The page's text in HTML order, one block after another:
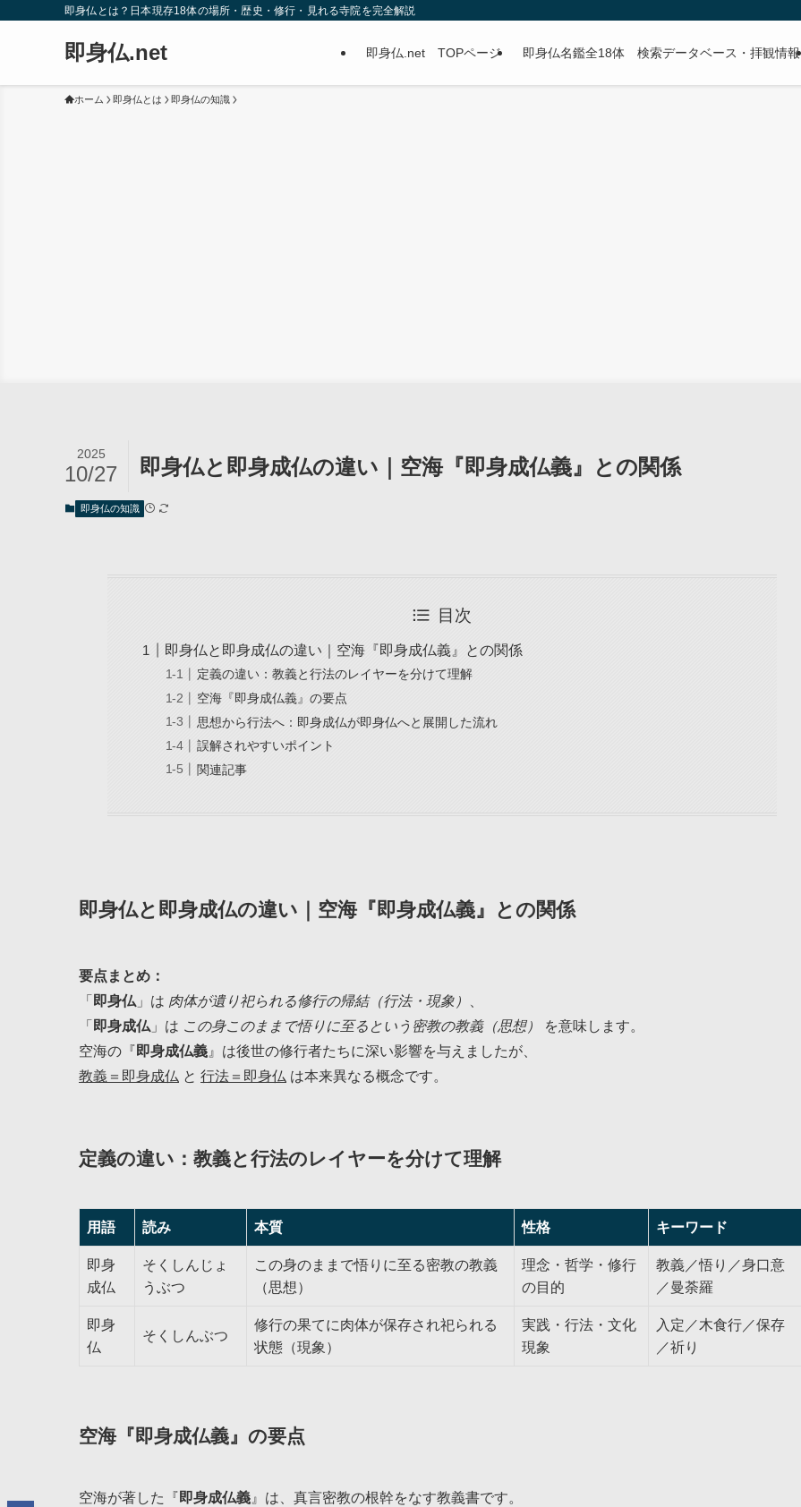
即身仏とは？日本現存18体の場所・歴史・修行・見れる寺院を完全解説
即身仏.net 即身仏.net TOPページ 即身仏名鑑全18体 検索データベース・拝観情報
ホーム 即身仏とは 即身仏の知識
即身仏と即身成仏の違い｜空海『即身成仏義』との関係
2025
10/27
即身仏の知識
目次
即身仏と即身成仏の違い｜空海『即身成仏義』との関係
定義の違い：教義と行法のレイヤーを分けて理解
空海『即身成仏義』の要点
思想から行法へ：即身成仏が即身仏へと展開した流れ
誤解されやすいポイント
関連記事
即身仏と即身成仏の違い｜空海『即身成仏義』との関係
要点まとめ：
「 即身仏 」は 肉体が遺り祀られる修行の帰結（行法・現象）
「 即身成仏 」は この身このままで悟りに至るという密教の教義（思想）
を意味します。
空海の『 即身成仏義 』は後世の修行者たちに深い影響を与えましたが、
教義＝即身成仏 と 行法＝即身仏 は本来異なる概念です。
定義の違い：教義と行法のレイヤーを分けて理解
用語 読み 本質 性格 キーワード
即身
成仏
そくしんじょ
うぶつ
この身のままで悟りに至る密教の教義
（思想）
理念・哲学・修行
の目的
教義／悟り／身口意
／曼荼羅
即身
仏
そくしんぶつ
修行の果てに肉体が保存され祀られる
状態（現象）
実践・行法・文化
現象
入定／木食行／保存
／祈り
空海『即身成仏義』の要点
空海が著した『 即身成仏義 』は、真言密教の根幹をなす教義書です。